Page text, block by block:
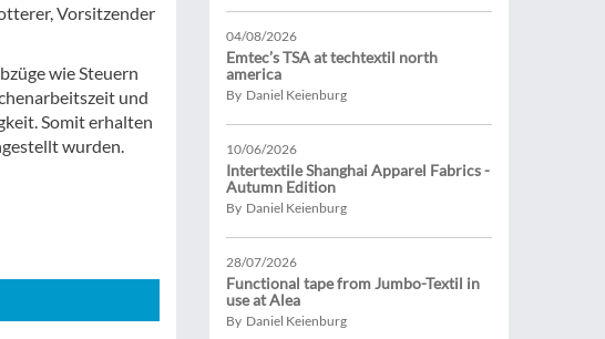
Vorsitzender
wie Steuern
und
Somit erhalten
wurden.
04/08/2026
Emtec’s TSA at techtextil north
america
By Daniel Keienburg
10/06/2026
Intertextile Shanghai Apparel Fabrics -
Autumn Edition
By Daniel Keienburg
28/07/2026
Functional tape from Jumbo-Textil in
use at Alea
By Daniel Keienburg